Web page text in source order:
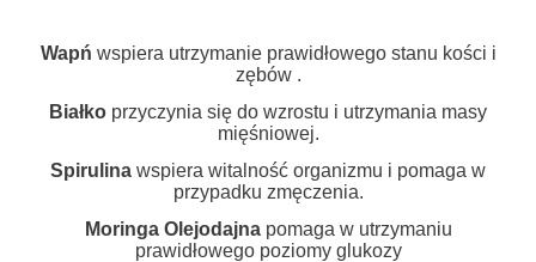
Wapń wspiera utrzymanie prawidłowego stanu kości i
zębów .
Białko przyczynia się do wzrostu i utrzymania masy
mięśniowej.
Spirulina wspiera witalność organizmu i pomaga w
przypadku zmęczenia.
Moringa Olejodajnapomaga w utrzymaniu
prawidłowego poziomy glukozy